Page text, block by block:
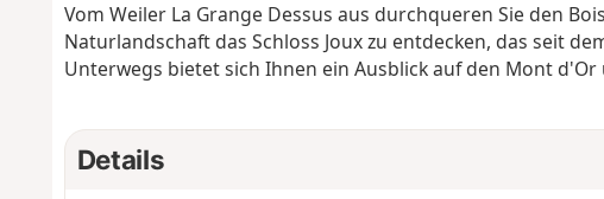
Vom Weiler La Grange Dessus aus durchqueren Sie den
Naturlandschaft das Schloss Joux zu entdecken, das seit
Unterwegs bietet sich Ihnen ein Ausblick auf den Mont d'Or
Details